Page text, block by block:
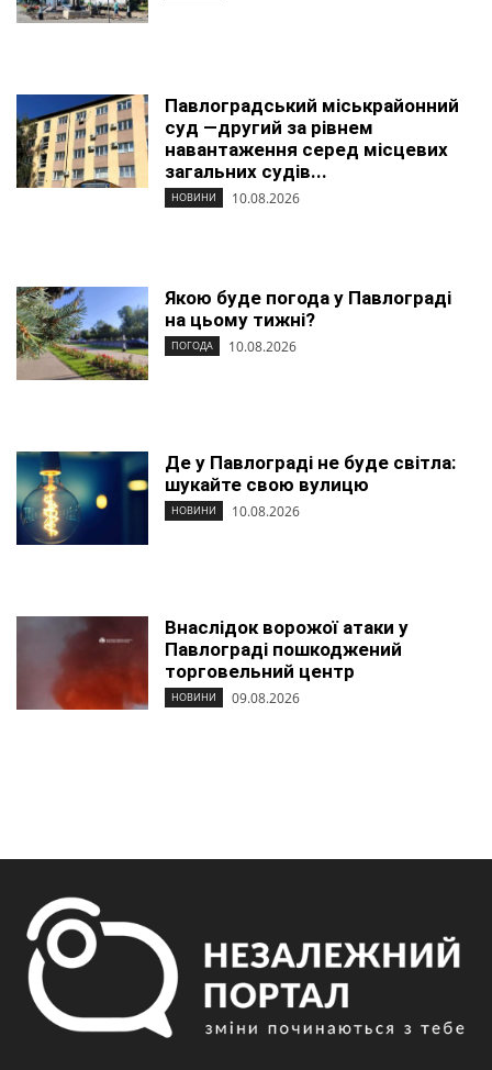
Павлоградський міськрайонний
суд —другий за рівнем
навантаження серед місцевих
загальних судів...
НОВИНИ 10.08.2026
Якою буде погода у Павлограді
на цьому тижні?
ПОГОДА 10.08.2026
Де у Павлограді не буде світла:
шукайте свою вулицю
НОВИНИ 10.08.2026
Внаслідок ворожої атаки у
Павлограді пошкоджений
торговельний центр
НОВИНИ 09.08.2026